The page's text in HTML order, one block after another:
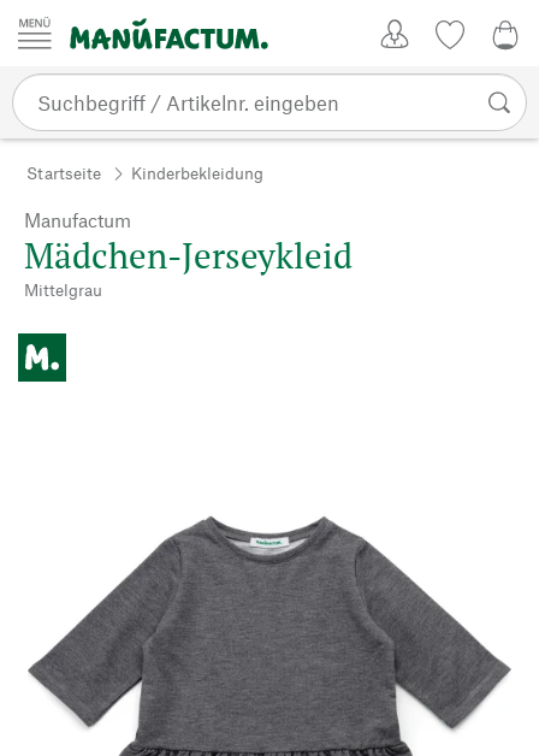
Zum Inhalt springen
Startseite Kinderbekleidung
Manufactum
Mädchen-Jerseykleid
Mittelgrau